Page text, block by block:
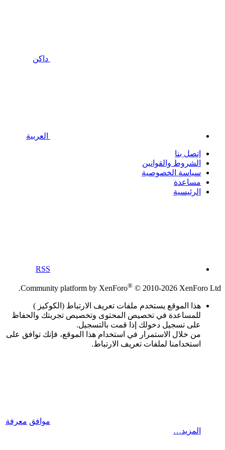
داكن
العربية
إتصل بنا
الشروط والقوانين
سياسة الخصوصية
مساعدة
الرئيسية
RSS
Community platform by XenForo® © 2010-2026 XenForo Ltd.
هذا الموقع يستخدم ملفات تعريف الارتباط (الكوكيز )
للمساعدة في تخصيص المحتوى وتخصيص تجربتك والحفاظ
على تسجيل دخولك إذا قمت بالتسجيل.
من خلال الاستمرار في استخدام هذا الموقع، فإنك توافق على
استخدامنا لملفات تعريف الارتباط.
موافق معرفة
المزيد…